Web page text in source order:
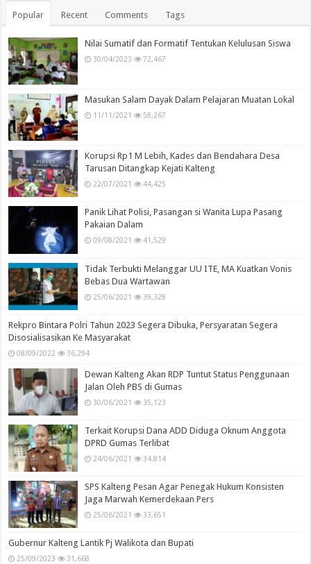
Popular Recent Comments Tags
Nilai Sumatif dan Formatif Tentukan Kelulusan Siswa
30/04/2023 72,467
Masukan Salam Dayak Dalam Pelajaran Muatan Lokal
11/11/2021 58,267
Korupsi Rp1 M Lebih, Kades dan Bendahara Desa
Tarusan Ditangkap Kejati Kalteng
22/07/2021 44,425
Panik Lihat Polisi, Pasangan si Wanita Lupa Pasang
Pakaian Dalam
09/08/2021 41,529
Tidak Terbukti Melanggar UU ITE, MA Kuatkan Vonis
Bebas Dua Wartawan
25/06/2021 39,328
Rekpro Bintara Polri Tahun 2023 Segera Dibuka, Persyaratan Segera
Disosialisasikan Ke Masyarakat
08/09/2022 36,294
Dewan Kalteng Akan RDP Tuntut Status Penggunaan
Jalan Oleh PBS di Gumas
30/06/2021 35,123
Terkait Korupsi Dana ADD Diduga Oknum Anggota
DPRD Gumas Terlibat
24/06/2021 34,814
SPS Kalteng Pesan Agar Penegak Hukum Konsisten
Jaga Marwah Kemerdekaan Pers
25/06/2021 33,651
Gubernur Kalteng Lantik Pj Walikota dan Bupati
25/09/2023 31,668